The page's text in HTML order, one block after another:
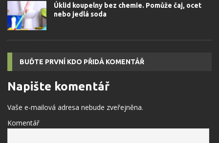
Úklid koupelny bez chemie. Pomůže čaj, ocet
nebo jedlá soda
BUĎTE PRVNÍ KDO PŘIDÁ KOMENTÁŘ
Napište komentář
Vaše e-mailová adresa nebude zveřejněna.
Komentář